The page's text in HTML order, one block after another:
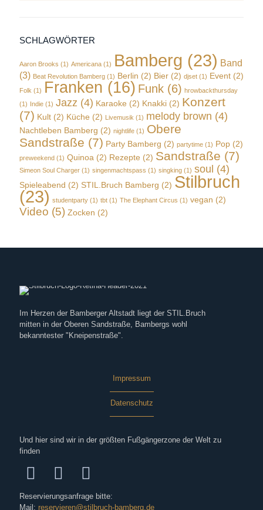
SCHLAGWÖRTER
Aaron Brooks (1) Americana (1) Bamberg (23) Band
(3) Beat Revolution Bamberg (1) Berlin (2) Bier (2) djset (1) Event (2)
Folk (1) Franken (16) Funk (6) hrowbackthursday
(1) Indie (1) Jazz (4) Karaoke (2) Knakki (2) Konzert
(7) Kult (2) Küche (2) Livemusik (1) melody brown (4)
Nachtleben Bamberg (2) nightlife (1) Obere
Sandstraße (7) Party Bamberg (2) partytime (1) Pop (2)
preweekend (1) Quinoa (2) Rezepte (2) Sandstraße (7)
Simeon Soul Charger (1) singenmachtspass (1) singking (1) soul (4)
Spieleabend (2) STIL.Bruch Bamberg (2) Stilbruch
(23) studentparty (1) tbt (1) The Elephant Circus (1) vegan (2)
Video (5) Zocken (2)
Im Herzen der Bamberger Altstadt liegt der STIL.Bruch
mitten in der Oberen Sandstraße, Bambergs wohl
bekanntester "Kneipenstraße".
Impressum
Datenschutz
Und hier sind wir in der größten Fußgängerzone der Welt zu
finden
Reservierungsanfrage bitte:
Mail: reservieren@stilbruch-bamberg.de